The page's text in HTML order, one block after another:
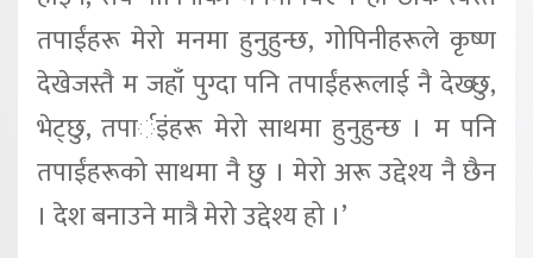
तपाईंहरू मेरो मनमा हुनुहुन्छ, गोपिनीहरूले कृष्ण
देखेजस्तै म जहाँ पुग्दा पनि तपाईंहरूलाई नै देख्छु,
भेट्छु, तपार्इंहरू मेरो साथमा हुनुहुन्छ । म पनि
तपाईंहरूको साथमा नै छु । मेरो अरू उद्देश्य नै छैन
। देश बनाउने मात्रै मेरो उद्देश्य हो ।’